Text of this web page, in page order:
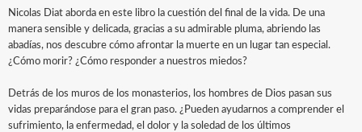
Nicolas Diat aborda en este libro la cuestión del final de la vida. De una
manera sensible y delicada, gracias a su admirable pluma, abriendo las
abadías, nos descubre cómo afrontar la muerte en un lugar tan especial.
¿Cómo morir? ¿Cómo responder a nuestros miedos?
Detrás de los muros de los monasterios, los hombres de Dios pasan sus
vidas preparándose para el gran paso. ¿Pueden ayudarnos a comprender el
sufrimiento, la enfermedad, el dolor y la soledad de los últimos